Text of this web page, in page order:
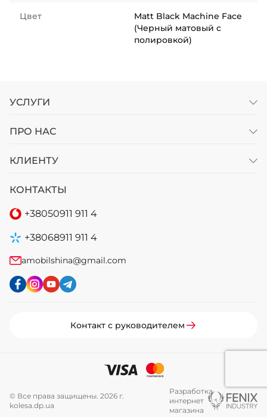
Цвет
Matt Black Machine Face
(Черный матовый с
полировкой)
УСЛУГИ
ПРО НАС
КЛИЕНТУ
КОНТАКТЫ
+38050911 911 4
+38068911 911 4
amobilshina@gmail.com
Контакт с руководителем
© Все права защищены. 2026 г.
kolesa.dp.ua
Разработка
интернет
магазина